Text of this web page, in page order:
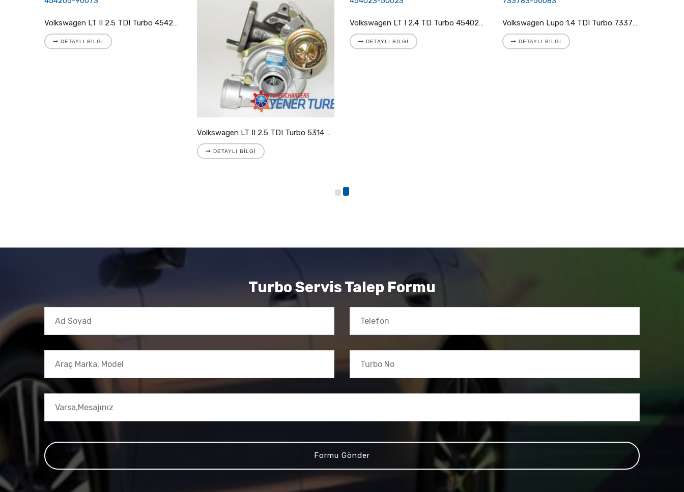
Volkswagen LT II 2.5 TDI Turbo 454205-9007S
DETAYLI BILGI
Volkswagen LT II 2.5 TDI Turbo 5314 988 7025
DETAYLI BILGI
Volkswagen LT I 2.4 TD Turbo 454023-5002S
DETAYLI BILGI
Volkswagen Lupo 1.4 TDI Turbo 733783-5008S
DETAYLI BILGI
Turbo Servis Talep Formu